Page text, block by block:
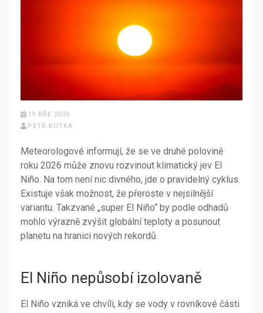
19 BŘE 2026
PETR KUTKA
Meteorologové informují, že se ve druhé polovině
roku 2026 může znovu rozvinout klimatický jev El
Niño. Na tom není nic divného, jde o pravidelný cyklus.
Existuje však možnost, že přeroste v nejsilnější
variantu. Takzvané „super El Niño“ by podle odhadů
mohlo výrazně zvýšit globální teploty a posunout
planetu na hranici nových rekordů.
El Niño nepůsobí izolovaně
El Niño vzniká ve chvíli, kdy se vody v rovníkové části